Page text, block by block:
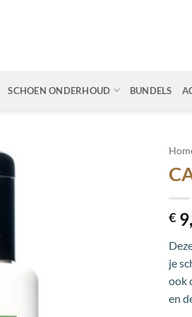
SCHOEN ONDERHOUD BUNDELS
€
je
ook
en